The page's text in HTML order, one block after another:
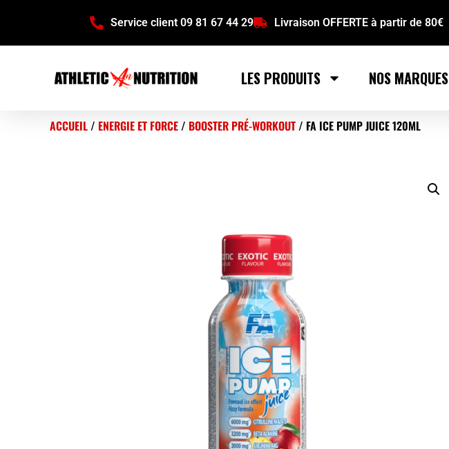
Service client 09 81 67 44 29 Livraison OFFERTE à partir de 80€
LES PRODUITS NOS MARQUES
ACCUEIL/ ENERGIE ET FORCE/ BOOSTER PRÉ-WORKOUT/ FA ICE PUMP JUICE 120ML